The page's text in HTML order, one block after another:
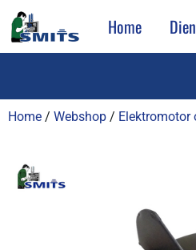
Home
Home / Webshop / Elektromotor